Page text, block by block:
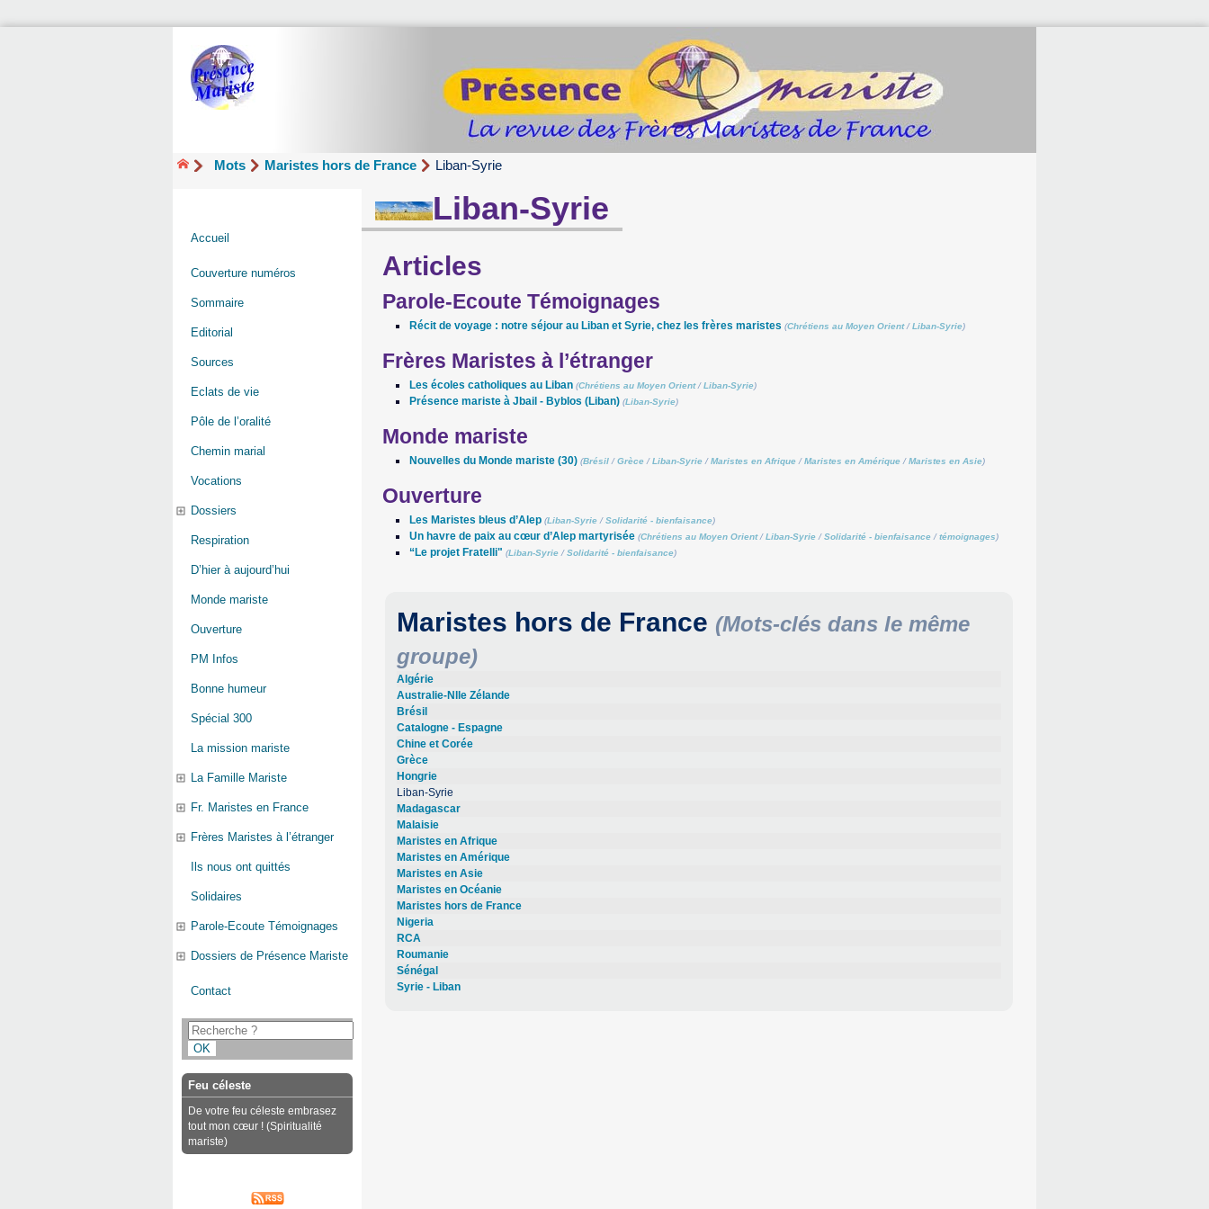
Mots Maristes hors de France Liban-Syrie
Liban-Syrie
Articles
Parole-Ecoute Témoignages
Récit de voyage : notre séjour au Liban et Syrie, chez les frères maristes (Chrétiens au Moyen Orient/Liban-Syrie)
Frères Maristes à l’étranger
Les écoles catholiques au Liban (Chrétiens au Moyen Orient/Liban-Syrie)
Présence mariste à Jbail - Byblos (Liban) (Liban-Syrie)
Monde mariste
Nouvelles du Monde mariste (30) (Brésil/Grèce/Liban-Syrie/Maristes en Afrique/Maristes en Amérique/Maristes en Asie)
Ouverture
Les Maristes bleus d’Alep (Liban-Syrie/Solidarité - bienfaisance)
Un havre de paix au cœur d’Alep martyrisée (Chrétiens au Moyen Orient/Liban-Syrie/Solidarité - bienfaisance/témoignages)
“Le projet Fratelli" (Liban-Syrie/Solidarité - bienfaisance)
Maristes hors de France (Mots-clés dans le même
groupe)
Algérie
Australie-Nlle Zélande
Brésil
Catalogne - Espagne
Chine et Corée
Grèce
Hongrie
Liban-Syrie
Madagascar
Malaisie
Maristes en Afrique
Maristes en Amérique
Maristes en Asie
Maristes en Océanie
Maristes hors de France
Nigeria
RCA
Roumanie
Sénégal
Syrie - Liban
Accueil
Couverture numéros
Sommaire
Editorial
Sources
Eclats de vie
Pôle de l’oralité
Chemin marial
Vocations
Dossiers
Respiration
D’hier à aujourd’hui
Monde mariste
Ouverture
PM Infos
Bonne humeur
Spécial 300
La mission mariste
La Famille Mariste
Fr. Maristes en France
Frères Maristes à l’étranger
Ils nous ont quittés
Solidaires
Parole-Ecoute Témoignages
Dossiers de Présence Mariste
Contact
Feu céleste
De votre feu céleste embrasez
tout mon cœur ! (Spiritualité
mariste)